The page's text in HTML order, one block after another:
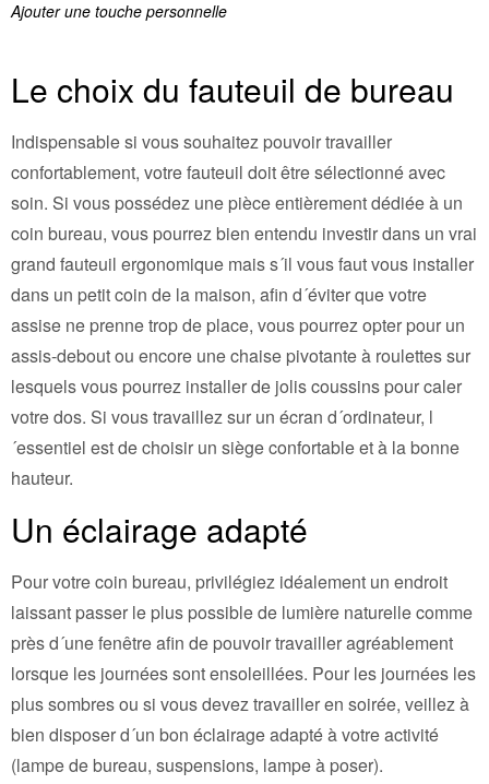
Ajouter une touche personnelle
Le choix du fauteuil de bureau
Indispensable si vous souhaitez pouvoir travailler
confortablement, votre fauteuil doit être sélectionné avec
soin. Si vous possédez une pièce entièrement dédiée à un
coin bureau, vous pourrez bien entendu investir dans un vrai
grand fauteuil ergonomique mais s´il vous faut vous installer
dans un petit coin de la maison, afin d´éviter que votre
assise ne prenne trop de place, vous pourrez opter pour un
assis-debout ou encore une chaise pivotante à roulettes sur
lesquels vous pourrez installer de jolis coussins pour caler
votre dos. Si vous travaillez sur un écran d´ordinateur, l
´essentiel est de choisir un siège confortable et à la bonne
hauteur.
Un éclairage adapté
Pour votre coin bureau, privilégiez idéalement un endroit
laissant passer le plus possible de lumière naturelle comme
près d´une fenêtre afin de pouvoir travailler agréablement
lorsque les journées sont ensoleillées. Pour les journées les
plus sombres ou si vous devez travailler en soirée, veillez à
bien disposer d´un bon éclairage adapté à votre activité
(lampe de bureau, suspensions, lampe à poser).